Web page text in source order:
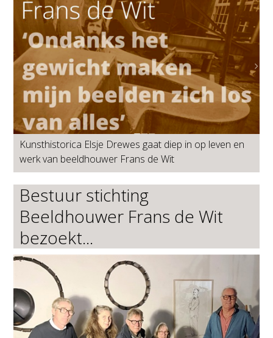
Kunsthistorica Elsje Drewes gaat diep in op leven en
werk van beeldhouwer Frans de Wit
Bestuur stichting
Beeldhouwer Frans de Wit
bezoekt...